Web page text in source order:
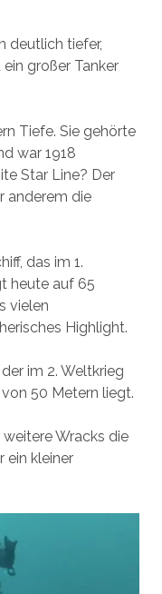
deutlich tiefer,
großer Tanker
Tiefe. Sie gehörte
war 1918
Star Line? Der
anderem die
das im 1.
heute auf 65
vielen
Highlight.
im 2. Weltkrieg
50 Metern liegt.
Wracks die
ein kleiner